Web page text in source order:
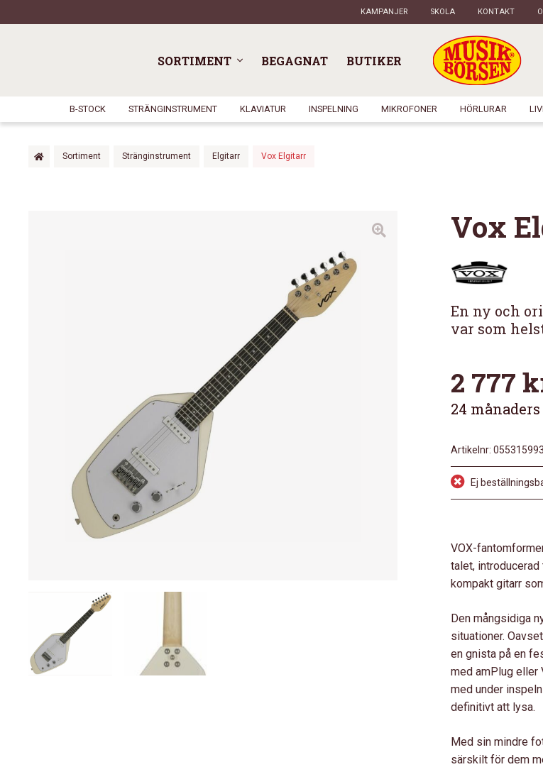
KAMPANJER SKOLA KONTAKT
SORTIMENT BEGAGNAT BUTIKER
B-STOCK STRÄNGINSTRUMENT KLAVIATUR INSPELNING MIKROFONER HÖRLURAR
Sortiment Stränginstrument Elgitarr Vox Elgitarr
Vox
En ny och
var som
2 777
24
Artikelnr:
Ej
VOX-
talet,
kompakt gitarr
Den mångsidiga
situationer.
en gnista på en
med amPlug eller
med under
definitivt att lysa.
Med sin mindre
särskilt för dem